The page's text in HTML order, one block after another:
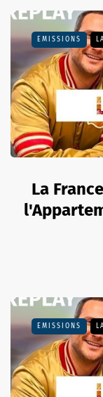
EMISSIONS
La
EMISSIONS